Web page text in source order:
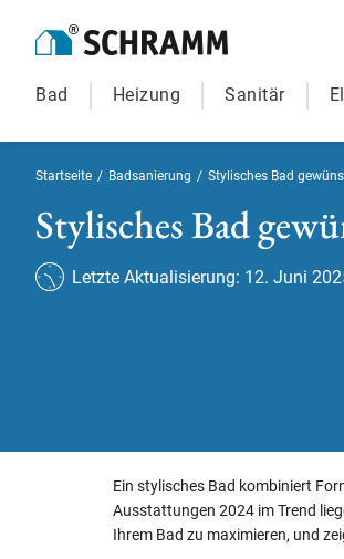
Bad Heizung Sanitär
Startseite / Badsanierung / Stylisches Bad
Stylisches Bad
Letzte Aktualisierung: 12. Juni
Ein stylisches Bad kombiniert
Ausstattungen 2024 im Trend
Ihrem Bad zu maximieren, und